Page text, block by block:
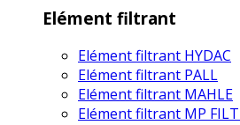
Elément filtrant
Elément filtrant HYDAC
Elément filtrant PALL
Elément filtrant MAHLE
Elément filtrant MP